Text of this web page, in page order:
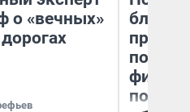
о «вечных»